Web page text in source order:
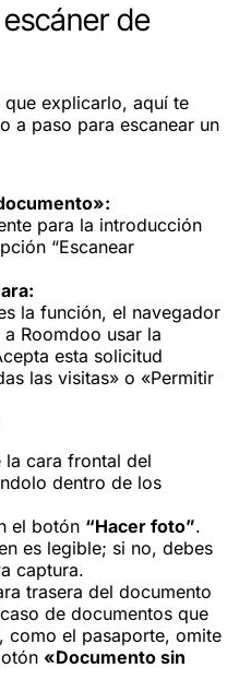
de
explicarlo, aquí te
a paso para escanear un
para la introducción
“Escanear
la función, el navegador
Roomdoo usar la
esta solicitud
las visitas» o «Permitir
la cara frontal del
dentro de los
el botón “Hacer foto”.
es legible; si no, debes
captura.
trasera del documento
de documentos que
como el pasaporte, omite
«Documento sin